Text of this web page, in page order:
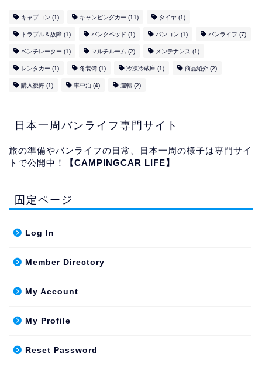
キャブコン (1) キャンピングカー (11) タイヤ (1)
トラブル＆故障 (1) バンクベッド (1) バンコン (1) バンライフ (7)
ベンチレーター (1) マルチルーム (2) メンテナンス (1)
レンタカー (1) 冬装備 (1) 冷凍冷蔵庫 (1) 商品紹介 (2)
購入後悔 (1) 車中泊 (4) 運転 (2)
日本一周バンライフ専門サイト
旅の準備やバンライフの日常、日本一周の様子は専門サイ
トで公開中！
【CAMPINGCAR LIFE】
固定ページ
Log In
Member Directory
My Account
My Profile
Reset Password